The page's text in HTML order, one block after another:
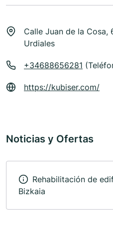
Calle Juan de la
Urdiales
+34688656281
https://kubiser.com/
Noticias y Ofertas
Rehabilitación de
Bizkaia